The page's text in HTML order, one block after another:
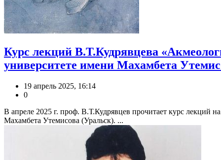
Курс лекций В.Т.Кудрявцева
университете имени Махамбета
19 апрель 2025, 16:14
0
В апреле 2025 г. проф. В.Т.Кудрявцев прочитает курс лекций
Махамбета Утемисова (Уральск). ...